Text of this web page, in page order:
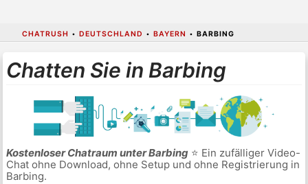
CHATRUSH • DEUTSCHLAND • BAYERN • BARBING
Chatten Sie in Barbing
Kostenloser Chatraum unter Barbing⭐ Ein zufälliger Video-
Chat ohne Download, ohne Setup und ohne Registrierung in
Barbing.